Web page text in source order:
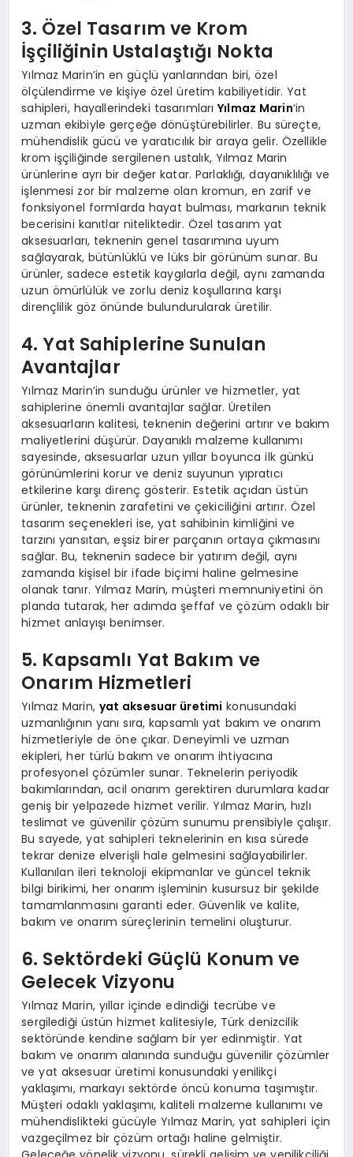
3. Özel Tasarım ve Krom
İşçiliğinin Ustalaştığı Nokta
Yılmaz Marin’in en güçlü yanlarından biri, özel
ölçülendirme ve kişiye özel üretim kabiliyetidir. Yat
sahipleri, hayallerindeki tasarımlarıYılmaz Marin‘in
uzman ekibiyle gerçeğe dönüştürebilirler. Bu süreçte,
mühendislik gücü ve yaratıcılık bir araya gelir. Özellikle
krom işçiliğinde sergilenen ustalık, Yılmaz Marin
ürünlerine ayrı bir değer katar. Parlaklığı, dayanıklılığı ve
işlenmesi zor bir malzeme olan kromun, en zarif ve
fonksiyonel formlarda hayat bulması, markanın teknik
becerisini kanıtlar niteliktedir. Özel tasarım yat
aksesuarları, teknenin genel tasarımına uyum
sağlayarak, bütünlüklü ve lüks bir görünüm sunar. Bu
ürünler, sadece estetik kaygılarla değil, aynı zamanda
uzun ömürlülük ve zorlu deniz koşullarına karşı
dirençlilik göz önünde bulundurularak üretilir.
4. Yat Sahiplerine Sunulan
Avantajlar
Yılmaz Marin’in sunduğu ürünler ve hizmetler, yat
sahiplerine önemli avantajlar sağlar. Üretilen
aksesuarların kalitesi, teknenin değerini artırır ve bakım
maliyetlerini düşürür. Dayanıklı malzeme kullanımı
sayesinde, aksesuarlar uzun yıllar boyunca ilk günkü
görünümlerini korur ve deniz suyunun yıpratıcı
etkilerine karşı direnç gösterir. Estetik açıdan üstün
ürünler, teknenin zarafetini ve çekiciliğini artırır. Özel
tasarım seçenekleri ise, yat sahibinin kimliğini ve
tarzını yansıtan, eşsiz birer parçanın ortaya çıkmasını
sağlar. Bu, teknenin sadece bir yatırım değil, aynı
zamanda kişisel bir ifade biçimi haline gelmesine
olanak tanır. Yılmaz Marin, müşteri memnuniyetini ön
planda tutarak, her adımda şeffaf ve çözüm odaklı bir
hizmet anlayışı benimser.
5. Kapsamlı Yat Bakım ve
Onarım Hizmetleri
Yılmaz Marin, yat aksesuar üretimi konusundaki
uzmanlığının yanı sıra, kapsamlı yat bakım ve onarım
hizmetleriyle de öne çıkar. Deneyimli ve uzman
ekipleri, her türlü bakım ve onarım ihtiyacına
profesyonel çözümler sunar. Teknelerin periyodik
bakımlarından, acil onarım gerektiren durumlara kadar
geniş bir yelpazede hizmet verilir. Yılmaz Marin, hızlı
teslimat ve güvenilir çözüm sunumu prensibiyle çalışır.
Bu sayede, yat sahipleri teknelerinin en kısa sürede
tekrar denize elverişli hale gelmesini sağlayabilirler.
Kullanılan ileri teknoloji ekipmanlar ve güncel teknik
bilgi birikimi, her onarım işleminin kusursuz bir şekilde
tamamlanmasını garanti eder. Güvenlik ve kalite,
bakım ve onarım süreçlerinin temelini oluşturur.
6. Sektördeki Güçlü Konum ve
Gelecek Vizyonu
Yılmaz Marin, yıllar içinde edindiği tecrübe ve
sergilediği üstün hizmet kalitesiyle, Türk denizcilik
sektöründe kendine sağlam bir yer edinmiştir. Yat
bakım ve onarım alanında sunduğu güvenilir çözümler
ve yat aksesuar üretimi konusundaki yenilikçi
yaklaşımı, markayı sektörde öncü konuma taşımıştır.
Müşteri odaklı yaklaşımı, kaliteli malzeme kullanımı ve
mühendislikteki gücüyle Yılmaz Marin, yat sahipleri için
vazgeçilmez bir çözüm ortağı haline gelmiştir.